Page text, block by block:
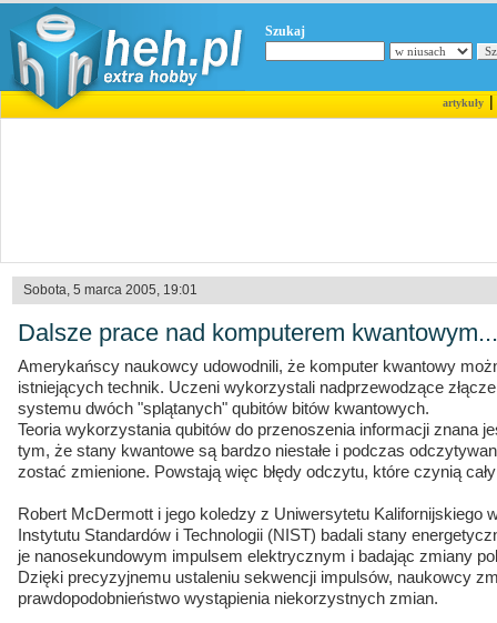
Szukaj
artykuły|
Sobota, 5 marca 2005, 19:01
Dalsze prace nad komputerem kwantowym...
Amerykańscy naukowcy udowodnili, że komputer kwantowy
istniejących technik. Uczeni wykorzystali nadprzewodzące
systemu dwóch "splątanych" qubitów bitów kwantowych.
Teoria wykorzystania qubitów do przenoszenia informacji znana
tym, że stany kwantowe są bardzo niestałe i podczas
zostać zmienione. Powstają więc błędy odczytu, które czynią
Robert McDermott i jego koledzy z Uniwersytetu Kalifornijskiego
Instytutu Standardów i Technologii (NIST) badali stany
je nanosekundowym impulsem elektrycznym i badając zmiany
Dzięki precyzyjnemu ustaleniu sekwencji impulsów, naukowcy
prawdopodobnieństwo wystąpienia niekorzystnych zmian.